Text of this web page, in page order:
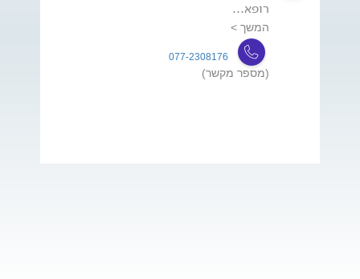
רופא...
המשך >
077-2308176
(מספר מקשר)